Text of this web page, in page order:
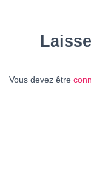
Vous devez être